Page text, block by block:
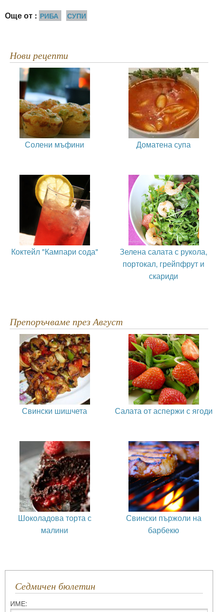
Още от : РИБА СУПИ
Нови рецепти
Солени мъфини Доматена супа
Коктейл "Кампари сода"
Зелена салата с рукола,
портокал, грейпфрут и
скариди
Препоръчваме през Август
Свински шишчета Салата от аспержи с ягоди
Шоколадова торта с
малини
Свински пържоли на
барбекю
Седмичен бюлетин
ИМЕ: